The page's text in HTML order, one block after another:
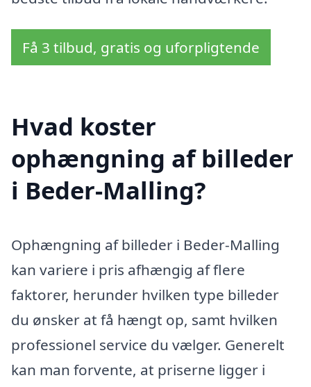
Få 3 tilbud, gratis og uforpligtende
Hvad koster
ophængning af billeder
i Beder-Malling?
Ophængning af billeder i Beder-Malling
kan variere i pris afhængig af flere
faktorer, herunder hvilken type billeder
du ønsker at få hængt op, samt hvilken
professionel service du vælger. Generelt
kan man forvente, at priserne ligger i